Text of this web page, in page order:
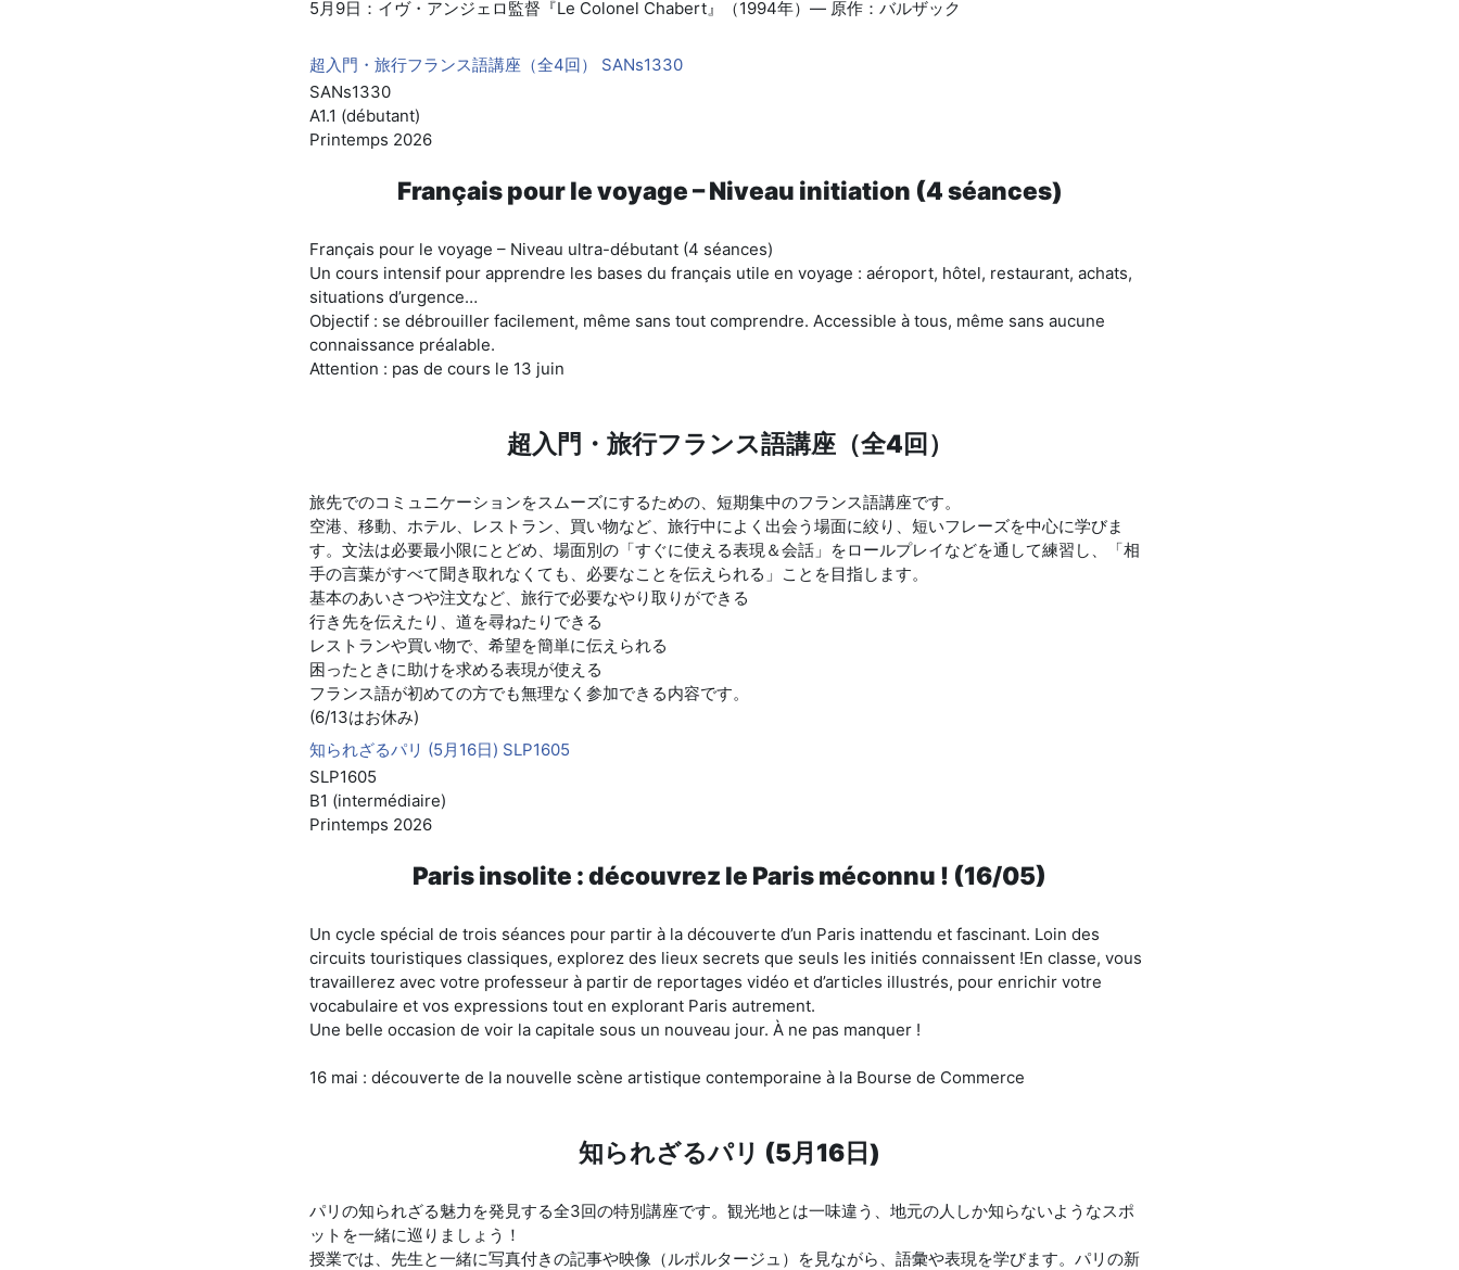
5月9日：イヴ・アンジェロ監督『Le Colonel Chabert』（1994年）— 原作：バルザック
超入門・旅行フランス語講座（全4回） SANs1330
SANs1330
A1.1 (débutant)
Printemps 2026
Français pour le voyage – Niveau initiation (4 séances)
Français pour le voyage – Niveau ultra-débutant (4 séances)
Un cours intensif pour apprendre les bases du français utile en voyage : aéroport, hôtel, restaurant, achats,
situations d’urgence…
Objectif : se débrouiller facilement, même sans tout comprendre. Accessible à tous, même sans aucune
connaissance préalable.
Attention : pas de cours le 13 juin
超入門・旅行フランス語講座（全4回）
旅先でのコミュニケーションをスムーズにするための、短期集中のフランス語講座です。
空港、移動、ホテル、レストラン、買い物など、旅行中によく出会う場面に絞り、短いフレーズを中心に学びま
す。文法は必要最小限にとどめ、場面別の「すぐに使える表現＆会話」をロールプレイなどを通して練習し、「相
手の言葉がすべて聞き取れなくても、必要なことを伝えられる」ことを目指します。
基本のあいさつや注文など、旅行で必要なやり取りができる
行き先を伝えたり、道を尋ねたりできる
レストランや買い物で、希望を簡単に伝えられる
困ったときに助けを求める表現が使える
フランス語が初めての方でも無理なく参加できる内容です。
(6/13はお休み)
知られざるパリ (5月16日) SLP1605
SLP1605
B1 (intermédiaire)
Printemps 2026
Paris insolite : découvrez le Paris méconnu ! (16/05)
Un cycle spécial de trois séances pour partir à la découverte d’un Paris inattendu et fascinant. Loin des
circuits touristiques classiques, explorez des lieux secrets que seuls les initiés connaissent !En classe, vous
travaillerez avec votre professeur à partir de reportages vidéo et d’articles illustrés, pour enrichir votre
vocabulaire et vos expressions tout en explorant Paris autrement.
Une belle occasion de voir la capitale sous un nouveau jour. À ne pas manquer !
16 mai : découverte de la nouvelle scène artistique contemporaine à la Bourse de Commerce
知られざるパリ (5月16日)
パリの知られざる魅力を発見する全3回の特別講座です。観光地とは一味違う、地元の人しか知らないようなスポ
ットを一緒に巡りましょう！
授業では、先生と一緒に写真付きの記事や映像（ルポルタージュ）を見ながら、語彙や表現を学びます。パリの新